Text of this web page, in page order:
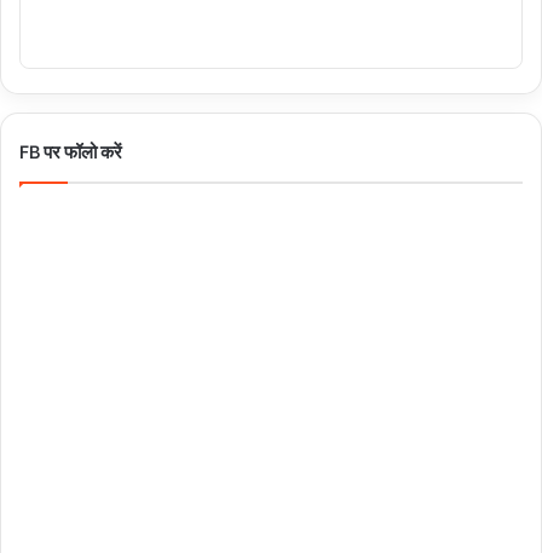
FB पर फॉलो करें